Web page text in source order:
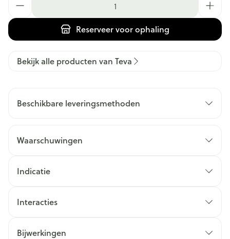
Reserveervoor ophaling
Bekijk alle producten van Teva
Beschikbare leveringsmethoden
Waarschuwingen
Indicatie
Interacties
Bijwerkingen